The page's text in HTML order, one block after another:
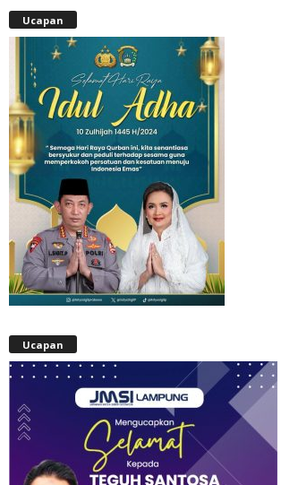
Ucapan
Ucapan